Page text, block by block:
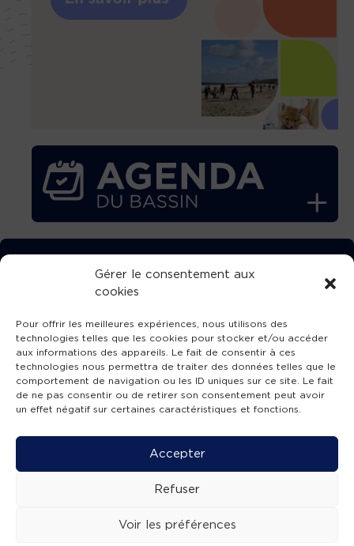
Gérer le consentement aux
cookies
Pour offrir les meilleures expériences, nous utilisons des
technologies telles que les cookies pour stocker et/ou accéder
aux informations des appareils. Le fait de consentir à ces
technologies nous permettra de traiter des données telles que le
comportement de navigation ou les ID uniques sur ce site. Le fait
de ne pas consentir ou de retirer son consentement peut avoir
un effet négatif sur certaines caractéristiques et fonctions.
Accepter
Refuser
Voir les préférences
TÉLÉCHARGEZ GRATUITEMENT
L’APPLICATION TVBA !
SUIVEZ-NOUS !
Mentions légales -Accessibilité